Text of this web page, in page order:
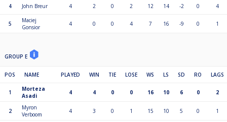
4 John Breur 4 2 0 2 12 14 -2 0 4
5
Maciej
Gonsior
4 0 0 4 7 16 -9 0 1
GROUP E
POS NAME PLAYED WIN TIE LOSE WS LS SD RO LAGS
1
Morteza
Asadi
4 4 0 0 16 10 6 0 2
2
Myron
Verboom
4 3 0 1 15 10 5 0 1